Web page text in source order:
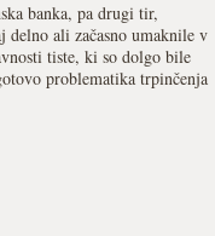
banka, pa drugi tir,
delno ali začasno umaknile v
tiste, ki so dolgo bile
problematika trpinčenja